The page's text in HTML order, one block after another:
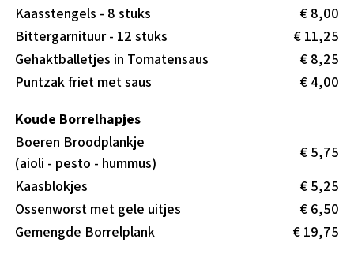
Kaasstengels - 8 stuks
€ 8,00
Bittergarnituur - 12 stuks
€ 11,25
Gehaktballetjes in Tomatensaus
€ 8,25
Puntzak friet met saus
€ 4,00
Koude Borrelhapjes
Boeren Broodplankje
(aioli - pesto - hummus)
€ 5,75
Kaasblokjes
€ 5,25
Ossenworst met gele uitjes
€ 6,50
Gemengde Borrelplank
€ 19,75